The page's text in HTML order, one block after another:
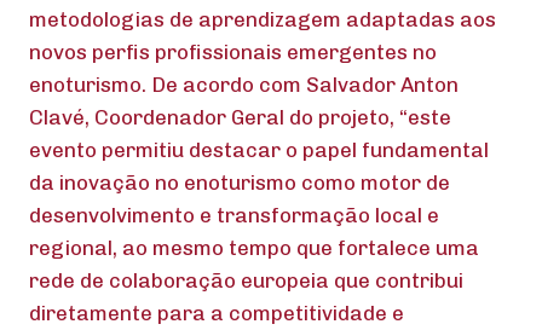
metodologias de aprendizagem adaptadas aos
novos perfis profissionais emergentes no
enoturismo. De acordo com Salvador Anton
Clavé, Coordenador Geral do projeto, “este
evento permitiu destacar o papel fundamental
da inovação no enoturismo como motor de
desenvolvimento e transformação local e
regional, ao mesmo tempo que fortalece uma
rede de colaboração europeia que contribui
diretamente para a competitividade e